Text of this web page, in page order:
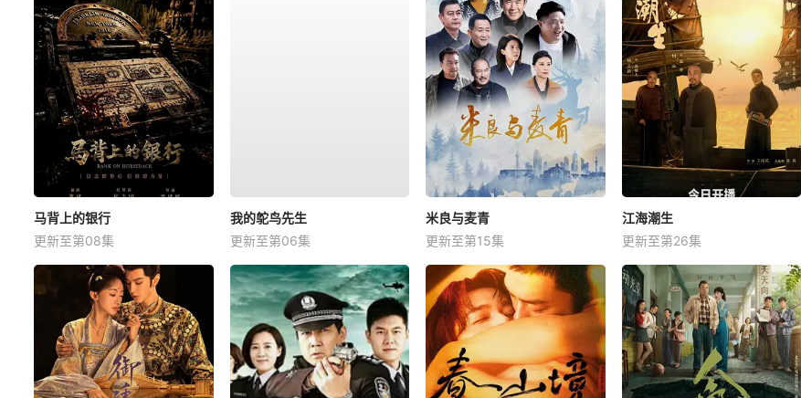
马背上的银行
更新至第08集
我的鸵鸟先生
更新至第06集
米良与麦青
更新至第15集
江海潮生
更新至第26集